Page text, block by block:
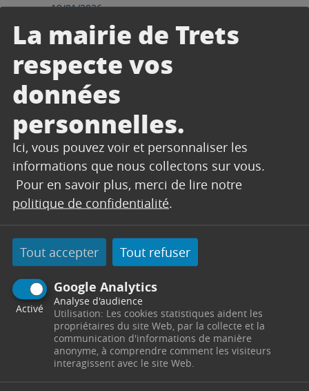
La mairie de Trets
respecte vos
données
personnelles.
Ici, vous pouvez voir et personnaliser les
informations que nous collectons sur vous.
Pour en savoir plus, merci de lire notre
politique de confidentialité.
Tout accepter Tout refuser
Google Analytics
Activé
Analyse d'audience
Utilisation: Les cookies statistiques aident les
propriétaires du site Web, par la collecte et la
communication d'informations de manière
anonyme, à comprendre comment les visiteurs
interagissent avec le site Web.
19/01/2026
URBANISME – Fermeture
exceptionnelle du service
mardi 20 janvier 2026
Le service Urbanisme sera
exceptionnellement fermé mardi 20 janvier
2026 après-midi. Nous vous prions de nous
excuser pour la gêne occasionnée et vous
remercions pour...
URBANISME & TERRITOIRE
Lire l'article